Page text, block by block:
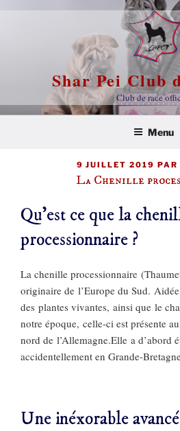
Shar Pei Club
Club de race
Menu
PUBLIÉ
LE
9 JUILLET 2019 PAR
La Chenille
Qu’est ce que la
processionnaire ? ​
La chenille processionnaire
originaire de l’Europe du Sud.
des plantes vivantes, ainsi que le
notre époque, celle-ci est présente
nord de l’Allemagne.Elle a d’abord
accidentellement en Grande-
Une inéxorable